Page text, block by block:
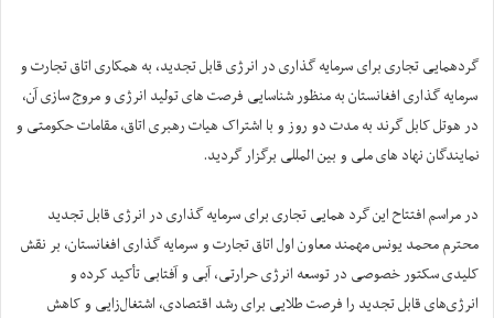
گردهمایی تجاری برای سرمایه گذاری در انرژی قابل تجدید، به همکاری اتاق تجارت و
سرمایه گذاری افغانستان به منظور شناسایی فرصت های تولید انرژی و مروج سازی آن،
در هوتل کابل گرند به مدت دو روز و با اشتراک هیات رهبری اتاق، مقامات حکومتی و
نمایندگان نهاد های ملی و بین المللی برگزار گردید.
در مراسم افتتاح این گرد همایی تجاری برای سرمایه گذاری در انرژی قابل تجدید
محترم محمد یونس مهمند معاون اول اتاق تجارت و سرمایه گذاری افغانستان، بر نقش
کلیدی سکتور خصوصی در توسعه انرژی حرارتی، آبی و آفتابی تأکید کرده و
انرژی‌های قابل تجدید را فرصت طلایی برای رشد اقتصادی، اشتغال‌زایی و کاهش